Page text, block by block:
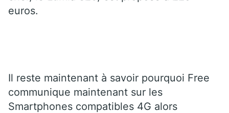
euros.
Il reste maintenant à savoir pourquoi Free
communique maintenant sur les
Smartphones compatibles 4G alors